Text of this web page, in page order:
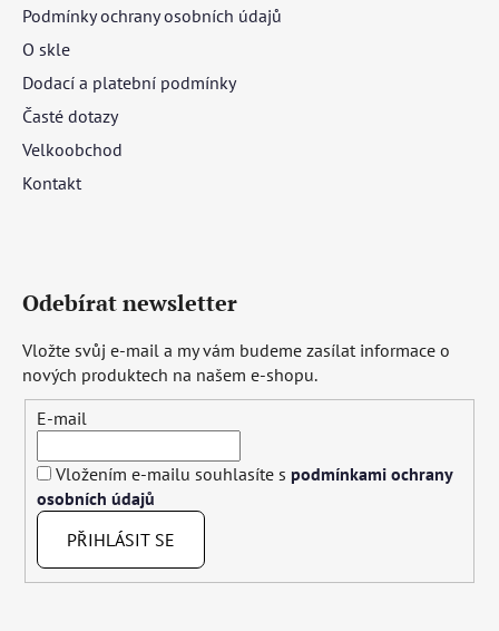
Podmínky ochrany osobních údajů
O skle
Dodací a platební podmínky
Časté dotazy
Velkoobchod
Kontakt
Odebírat newsletter
Vložte svůj e-mail a my vám budeme zasílat informace o
nových produktech na našem e-shopu.
E-mail
Vložením e-mailu souhlasíte s podmínkami ochrany
osobních údajů
PŘIHLÁSIT SE